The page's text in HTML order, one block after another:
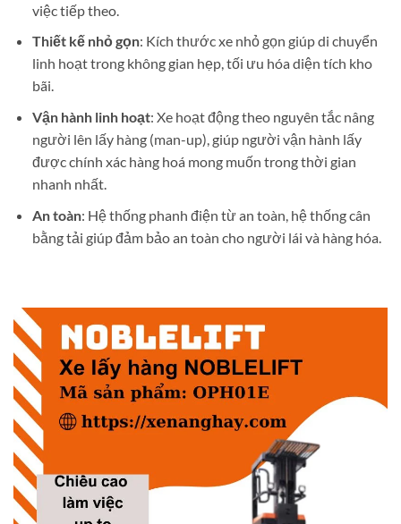
việc tiếp theo.
Thiết kế nhỏ gọn: Kích thước xe nhỏ gọn giúp di chuyển
linh hoạt trong không gian hẹp, tối ưu hóa diện tích kho
bãi.
Vận hành linh hoạt: Xe hoạt động theo nguyên tắc nâng
người lên lấy hàng (man-up), giúp người vận hành lấy
được chính xác hàng hoá mong muốn trong thời gian
nhanh nhất.
An toàn: Hệ thống phanh điện từ an toàn, hệ thống cân
bằng tải giúp đảm bảo an toàn cho người lái và hàng hóa.